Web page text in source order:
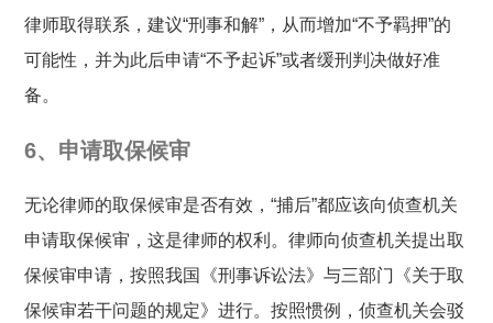
律师取得联系，建议“刑事和解”，从而增加“不予羁押”的
可能性，并为此后申请“不予起诉”或者缓刑判决做好准
备。
6、申请取保候审
无论律师的取保候审是否有效，“捕后”都应该向侦查机关
申请取保候审，这是律师的权利。律师向侦查机关提出取
保候审申请，按照我国《刑事诉讼法》与三部门《关于取
保候审若干问题的规定》进行。按照惯例，侦查机关会驳